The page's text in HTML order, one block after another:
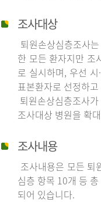
조사대상
퇴원손상심층조사
한 모든 환자지만 조
로 실시하며, 우선
표본환자로 선정하
퇴원손상심층조사
조사대상 병원을 확
조사내용
조사내용은 모든 퇴
심층 항목 10개 등
되어 있습니다.